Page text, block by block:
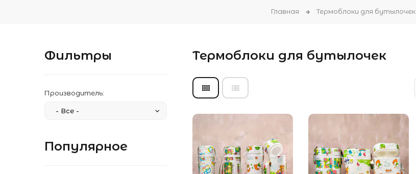
Главная Термоблоки для бутылочек
Термоблоки для бутылочек
Фильтры
Производитель:
Популярное